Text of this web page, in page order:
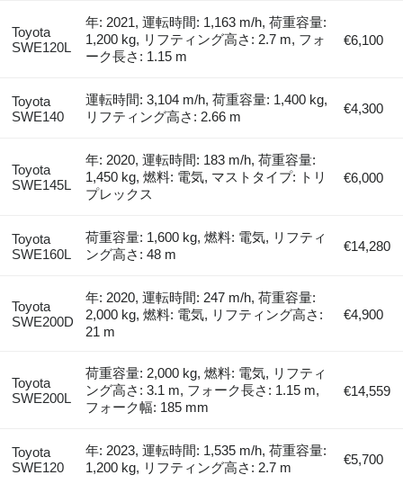
Toyota
SWE120L
年: 2021, 運転時間: 1,163 m/h, 荷重容量:
1,200 kg, リフティング高さ: 2.7 m, フォ
ーク長さ: 1.15 m
€6,100
Toyota
SWE140
運転時間: 3,104 m/h, 荷重容量: 1,400 kg,
リフティング高さ: 2.66 m
€4,300
Toyota
SWE145L
年: 2020, 運転時間: 183 m/h, 荷重容量:
1,450 kg, 燃料: 電気, マストタイプ: トリ
プレックス
€6,000
Toyota
SWE160L
荷重容量: 1,600 kg, 燃料: 電気, リフティ
ング高さ: 48 m
€14,280
Toyota
SWE200D
年: 2020, 運転時間: 247 m/h, 荷重容量:
2,000 kg, 燃料: 電気, リフティング高さ:
21 m
€4,900
Toyota
SWE200L
荷重容量: 2,000 kg, 燃料: 電気, リフティ
ング高さ: 3.1 m, フォーク長さ: 1.15 m,
フォーク幅: 185 mm
€14,559
Toyota
SWE120
年: 2023, 運転時間: 1,535 m/h, 荷重容量:
1,200 kg, リフティング高さ: 2.7 m
€5,700